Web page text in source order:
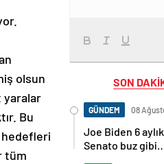
olsun
yaralar
Bu
hedefleri
tüm
SON
GÜNDEM 08
Joe Biden 6
Senato buz